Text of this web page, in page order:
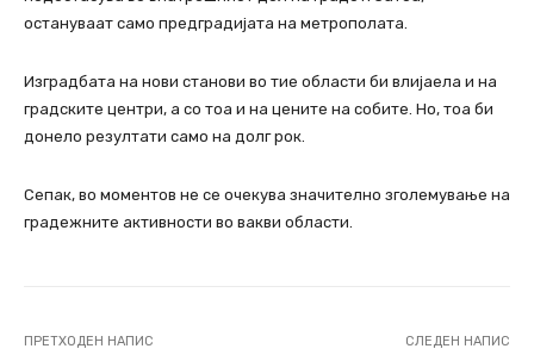
остануваат само предградијата на метрополата.
Изградбата на нови станови во тие области би влијаела и на
градските центри, а со тоа и на цените на собите. Но, тоа би
донело резултати само на долг рок.
Сепак, во моментов не се очекува значително зголемување на
градежните активности во вакви области.
ПРЕТХОДЕН НАПИС СЛЕДЕН НАПИС